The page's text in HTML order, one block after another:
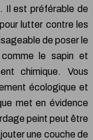
Il est préférable de
lutter contre les
de poser le
le sapin et
chimique. Vous
écologique et
met en évidence
peint peut être
une couche de